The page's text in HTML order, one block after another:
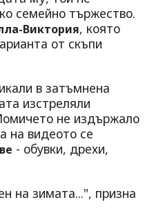
семейно тържество.
Виктория, която
от скъпи
в затъмнена
изстреляли
не издържало
на видеото се
- обувки, дрехи,
на зимата...", призна